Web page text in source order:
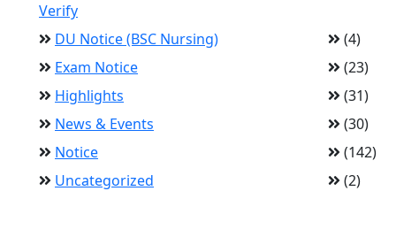
Verify
DU Notice (BSC Nursing)
(4)
Exam Notice
(23)
Highlights
(31)
News & Events
(30)
Notice
(142)
Uncategorized
(2)